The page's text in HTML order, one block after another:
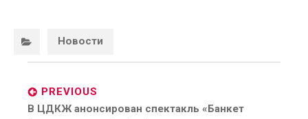
Новости
navigation
PREVIOUS
Previous
В ЦДКЖ анонсирован спектакль «Банкет